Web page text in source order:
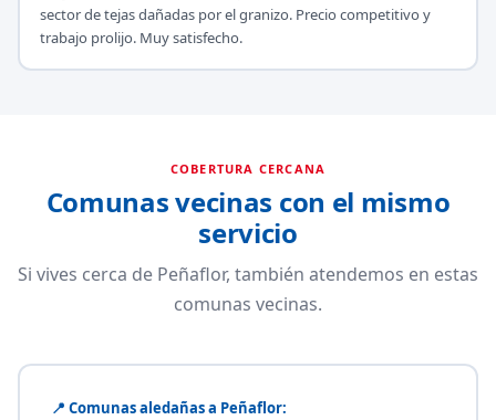
sector de tejas dañadas por el granizo. Precio competitivo y
trabajo prolijo. Muy satisfecho.
COBERTURA CERCANA
Comunas vecinas con el mismo
servicio
Si vives cerca de Peñaflor, también atendemos en estas
comunas vecinas.
📍 Comunas aledañas a Peñaflor: